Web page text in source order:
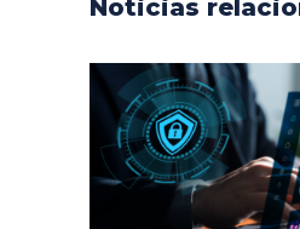
Noticias